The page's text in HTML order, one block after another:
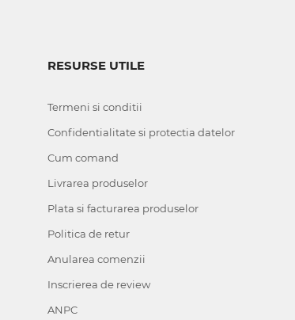
RESURSE UTILE
Termeni si conditii
Confidentialitate si protectia datelor
Cum comand
Livrarea produselor
Plata si facturarea produselor
Politica de retur
Anularea comenzii
Inscrierea de review
ANPC